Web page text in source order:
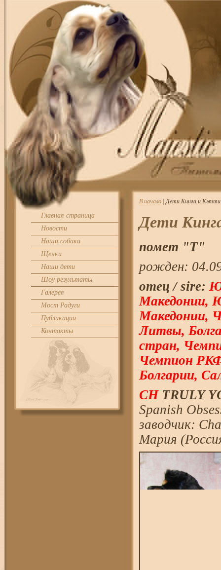
Главная страница
Новости
Наши собаки
Щенки
Наши дети
Шоу результаты
Галерея
Мост Радуги
Публикации
Контакты
В начало | Дети Кинга и Кэтти
Дети
помет "T"
рожден:
отец / sire:
Македонии,
Македонии,
Литвы,
стран,
Чемпион
Болгарии,
CHTRULY
Spanish
заводчик:
Мария